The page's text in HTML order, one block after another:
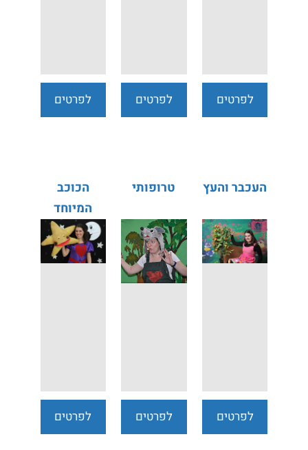
לפרטים
לפרטים
לפרטים
העכבר והעץ
לפרטים
טרופותי
לפרטים
הכוכב
המיוחד
לפרטים